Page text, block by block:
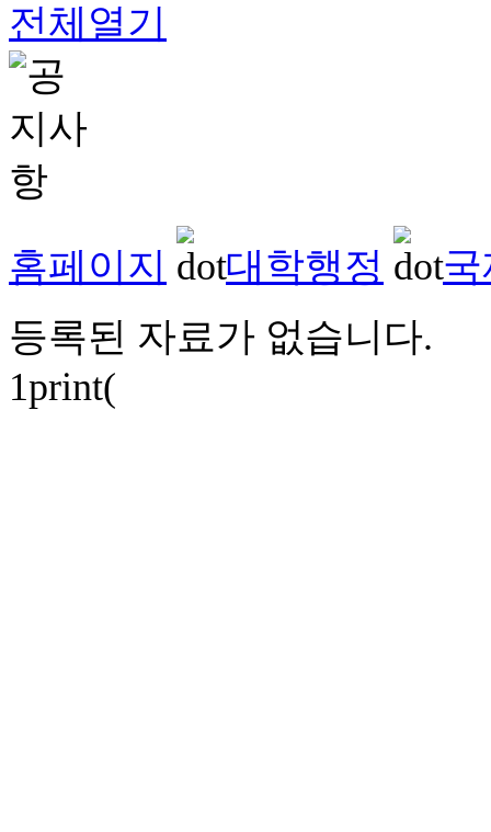
전체열기
홈페이지 대학행정
국
등록된 자료가 없습니다.
1print(